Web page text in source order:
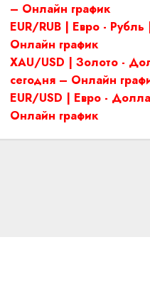
– Онлайн график
EUR/RUB | Евро -
Онлайн график
XAU/USD | Золото -
сегодня – Онлайн
EUR/USD | Евро -
Онлайн график